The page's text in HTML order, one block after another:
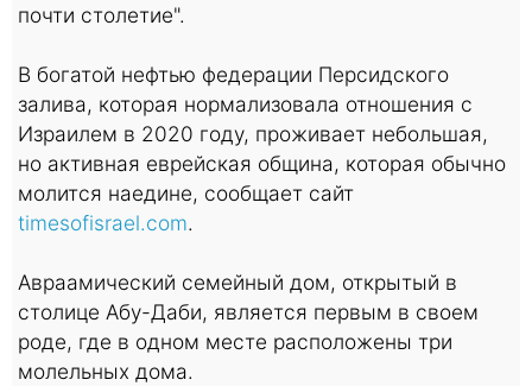
почти столетие".
В богатой нефтью федерации Персидского
залива, которая нормализовала отношения с
Израилем в 2020 году, проживает небольшая,
но активная еврейская община, которая обычно
молится наедине, сообщает сайт
timesofisrael.com.
Авраамический семейный дом, открытый в
столице Абу-Даби, является первым в своем
роде, где в одном месте расположены три
молельных дома.